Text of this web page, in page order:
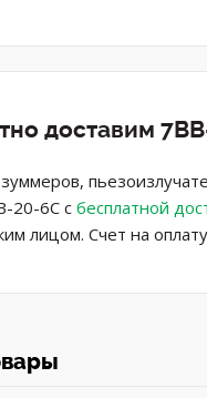
доставим
20-6C с бесплатной
лицом. Счет на